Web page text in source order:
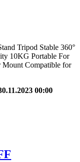
Tripod Stable 360°
10KG Portable For
Mount Compatible for
00:00